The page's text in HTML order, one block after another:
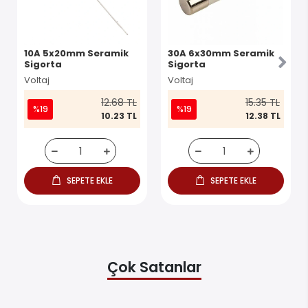
10A 5x20mm Seramik
Sigorta
Voltaj
%19 12.68 TL
10.23 TL
SEPETE EKLE
30A 6x30mm Seramik
Sigorta
Voltaj
%19 15.35 TL
12.38 TL
SEPETE EKLE
Çok Satanlar